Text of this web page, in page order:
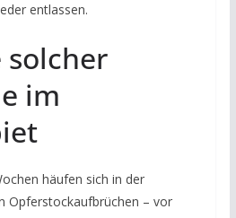
entlassen.
solcher
im
häufen sich in der
Opferstockaufbrüchen – vor